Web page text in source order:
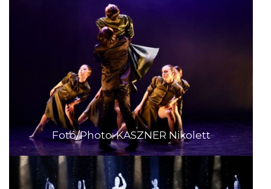
Fotó/Photo: KASZNER Nikolett